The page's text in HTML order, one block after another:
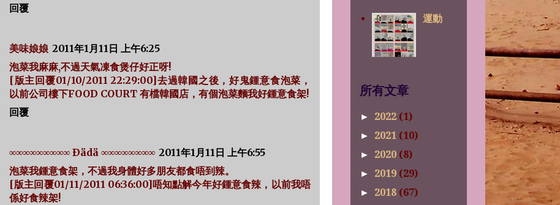
回覆
美味娘娘 2011年1月11日 上午6:25
泡菜我麻麻,不過天氣凍食煲仔好正呀!
[版主回覆01/10/2011 22:29:00]去過韓國之後，好鬼鍾意食泡菜，
以前公司樓下FOOD COURT 有檔韓國店，有個泡菜麵我好鍾意食架!
回覆
∞∞∞∞∞∞∞∞∞ Ðädä ∞∞∞∞∞∞∞∞ 2011年1月11日 上午6:55
泡菜我鍾意食架，不過我身體好多朋友都食唔到辣。
[版主回覆01/11/2011 06:36:00]唔知點解今年好鍾意食辣，以前我唔
係好食辣架!
運動
所有文章
► 2022 (1)
► 2021 (10)
► 2020 (8)
► 2019 (29)
► 2018 (67)